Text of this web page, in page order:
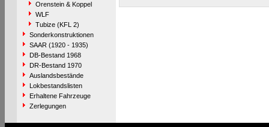
Orenstein & Koppel
WLF
Tubize (KFL 2)
Sonderkonstruktionen
SAAR (1920 - 1935)
DB-Bestand 1968
DR-Bestand 1970
Auslandsbestände
Lokbestandslisten
Erhaltene Fahrzeuge
Zerlegungen